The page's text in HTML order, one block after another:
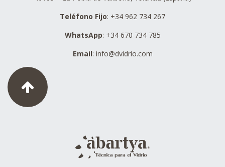
Teléfono Fijo: +34 962 734 267
WhatsApp: +34 670 734 785
Email: info@dvidrio.com